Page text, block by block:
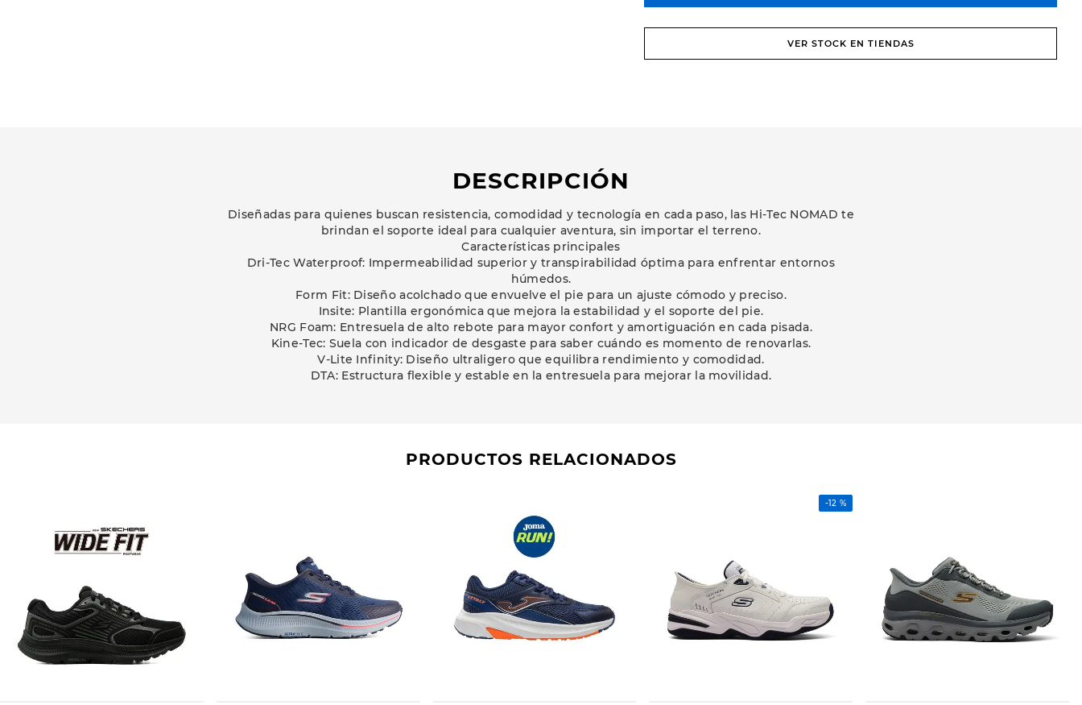
VER STOCK EN TIENDAS
DESCRIPCIÓN
Diseñadas para quienes buscan resistencia, comodidad y tecnología en cada paso, las Hi-Tec NOMAD te
brindan el soporte ideal para cualquier aventura, sin importar el terreno.
Características principales
Dri-Tec Waterproof: Impermeabilidad superior y transpirabilidad óptima para enfrentar entornos
húmedos.
Form Fit: Diseño acolchado que envuelve el pie para un ajuste cómodo y preciso.
Insite: Plantilla ergonómica que mejora la estabilidad y el soporte del pie.
NRG Foam: Entresuela de alto rebote para mayor confort y amortiguación en cada pisada.
Kine-Tec: Suela con indicador de desgaste para saber cuándo es momento de renovarlas.
V-Lite Infinity: Diseño ultraligero que equilibra rendimiento y comodidad.
DTA: Estructura flexible y estable en la entresuela para mejorar la movilidad.
PRODUCTOS RELACIONADOS
-12 %